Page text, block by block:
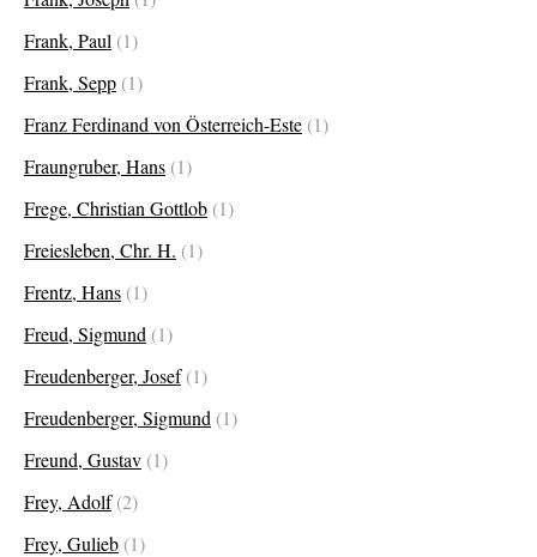
Frank, Paul (1)
Frank, Sepp (1)
Franz Ferdinand von Österreich-Este (1)
Fraungruber, Hans (1)
Frege, Christian Gottlob (1)
Freiesleben, Chr. H. (1)
Frentz, Hans (1)
Freud, Sigmund (1)
Freudenberger, Josef (1)
Freudenberger, Sigmund (1)
Freund, Gustav (1)
Frey, Adolf (2)
Frey, Gulieb (1)